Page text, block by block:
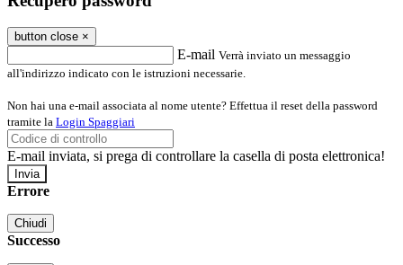
button close ×
E-mail Verrà inviato un messaggio
all'indirizzo indicato con le istruzioni necessarie.
Non hai una e-mail associata al nome utente? Effettua il reset della password
tramite la Login Spaggiari
E-mail inviata, si prega di controllare la casella di posta elettronica!
Errore
Chiudi
Successo